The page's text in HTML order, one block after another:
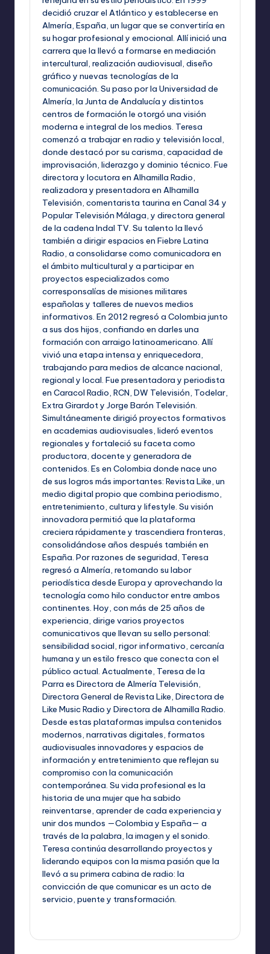
decidió cruzar el Atlántico y establecerse en
Almería, España, un lugar que se convertiría en
su hogar profesional y emocional. Allí inició una
carrera que la llevó a formarse en mediación
intercultural, realización audiovisual, diseño
gráfico y nuevas tecnologías de la
comunicación. Su paso por la Universidad de
Almería, la Junta de Andalucía y distintos
centros de formación le otorgó una visión
moderna e integral de los medios. Teresa
comenzó a trabajar en radio y televisión local,
donde destacó por su carisma, capacidad de
improvisación, liderazgo y dominio técnico. Fue
directora y locutora en Alhamilla Radio,
realizadora y presentadora en Alhamilla
Televisión, comentarista taurina en Canal 34 y
Popular Televisión Málaga, y directora general
de la cadena Indal TV. Su talento la llevó
también a dirigir espacios en Fiebre Latina
Radio, a consolidarse como comunicadora en
el ámbito multicultural y a participar en
proyectos especializados como
corresponsalías de misiones militares
españolas y talleres de nuevos medios
informativos. En 2012 regresó a Colombia junto
a sus dos hijos, confiando en darles una
formación con arraigo latinoamericano. Allí
vivió una etapa intensa y enriquecedora,
trabajando para medios de alcance nacional,
regional y local. Fue presentadora y periodista
en Caracol Radio, RCN, DW Televisión, Todelar,
Extra Girardot y Jorge Barón Televisión.
Simultáneamente dirigió proyectos formativos
en academias audiovisuales, lideró eventos
regionales y fortaleció su faceta como
productora, docente y generadora de
contenidos. Es en Colombia donde nace uno
de sus logros más importantes: Revista Like, un
medio digital propio que combina periodismo,
entretenimiento, cultura y lifestyle. Su visión
innovadora permitió que la plataforma
creciera rápidamente y trascendiera fronteras,
consolidándose años después también en
España. Por razones de seguridad, Teresa
regresó a Almería, retomando su labor
periodística desde Europa y aprovechando la
tecnología como hilo conductor entre ambos
continentes. Hoy, con más de 25 años de
experiencia, dirige varios proyectos
comunicativos que llevan su sello personal:
sensibilidad social, rigor informativo, cercanía
humana y un estilo fresco que conecta con el
público actual. Actualmente, Teresa de la
Parra es Directora de Almería Televisión,
Directora General de Revista Like, Directora de
Like Music Radio y Directora de Alhamilla Radio.
Desde estas plataformas impulsa contenidos
modernos, narrativas digitales, formatos
audiovisuales innovadores y espacios de
información y entretenimiento que reflejan su
compromiso con la comunicación
contemporánea. Su vida profesional es la
historia de una mujer que ha sabido
reinventarse, aprender de cada experiencia y
unir dos mundos —Colombia y España— a
través de la palabra, la imagen y el sonido.
Teresa continúa desarrollando proyectos y
liderando equipos con la misma pasión que la
llevó a su primera cabina de radio: la
convicción de que comunicar es un acto de
servicio, puente y transformación.